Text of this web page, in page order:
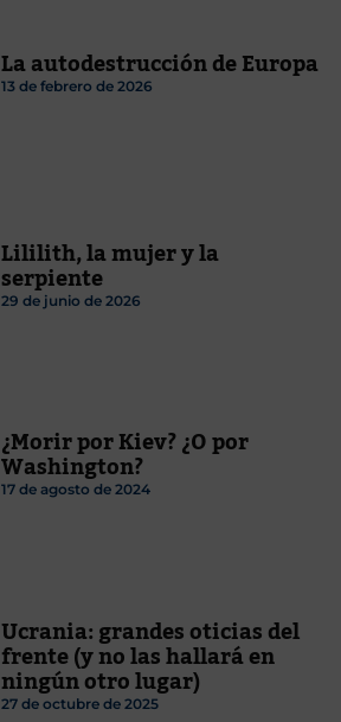
La autodestrucción de Europa
13 de febrero de 2026
Lililith, la mujer y la
serpiente
29 de junio de 2026
¿Morir por Kiev? ¿O por
Washington?
17 de agosto de 2024
Ucrania: grandes oticias del
frente (y no las hallará en
ningún otro lugar)
27 de octubre de 2025